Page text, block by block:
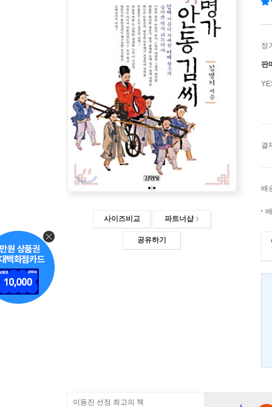
사이즈비교 파트너샵
공유하기
정
판
결
배
이동진 선정 최고의 책